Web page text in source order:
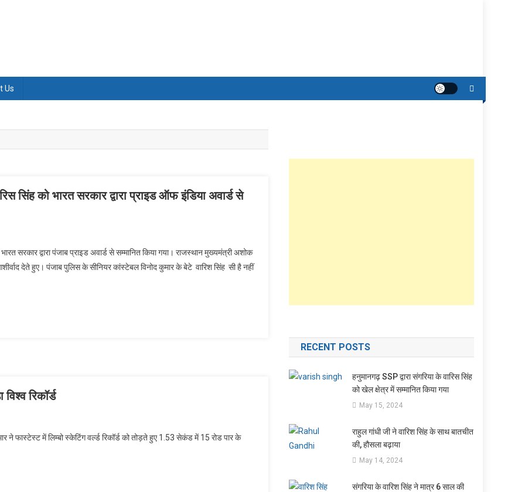
Us
सिंह को भारत सरकार द्वारा प्राइड ऑफ इंडिया अवार्ड से
सरकार द्वारा पंजाब प्राइड अवार्ड से सम्मानित किया गया। राजस्थान मुख्यमंत्री अशोक
देते हुए। पंजाब पुलिस के सीनियर कांस्टेबल विनोद कुमार के बेटे वारिश सिंह सी है नहीं
रिकॉर्ड
ने फास्टेस्ट में लिम्बो स्केटिंग वर्ल्ड रिकॉर्ड को तोड़ते हुए 1.53 सेकंड में 15 रोड पार के
RECENT POSTS
हनुमानगढ़ SSP द्वारा संगरिया के वारिस सिंह
को खेल क्षेत्र में सम्मानित किया गया
May 15, 2024
राहुल गांधी जी ने वारिश सिंह के साथ बातचीत
की, हौसला बढ़ाया
May 14, 2024
संगरिया के वारिश सिंह ने मात्र 6 साल की